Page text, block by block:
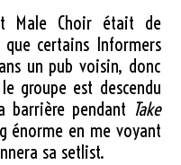
Male Choir était de
certains Informers
un pub voisin, donc
groupe est descendu
barrière pendant Take
énorme en me voyant
sa setlist.